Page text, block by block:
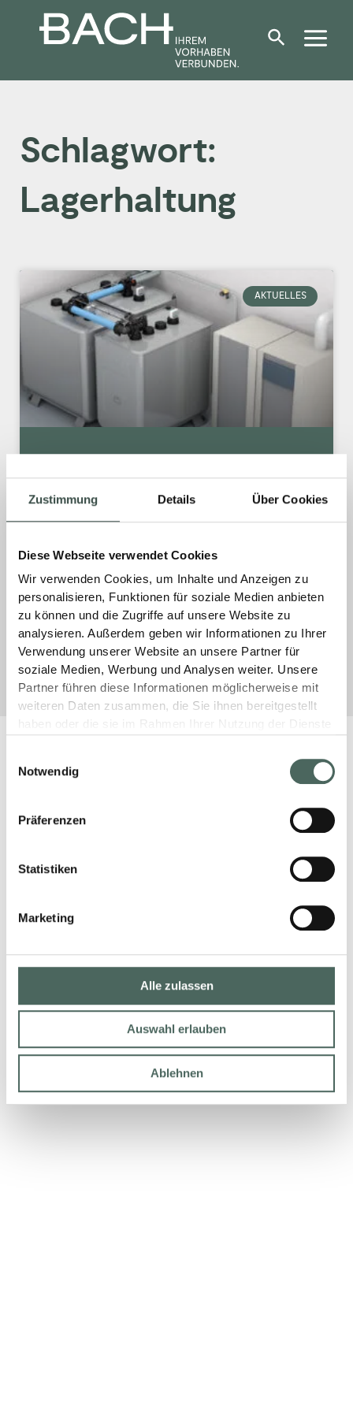
Zustimmung Details Über Cookies
Diese Webseite verwendet Cookies
Wir verwenden Cookies, um Inhalte und Anzeigen zu
personalisieren, Funktionen für soziale Medien anbieten
zu können und die Zugriffe auf unsere Website zu
analysieren. Außerdem geben wir Informationen zu Ihrer
Verwendung unserer Website an unsere Partner für
soziale Medien, Werbung und Analysen weiter. Unsere
Partner führen diese Informationen möglicherweise mit
weiteren Daten zusammen, die Sie ihnen bereitgestellt
haben oder die sie im Rahmen Ihrer Nutzung der Dienste
Notwendig
Präferenzen
Statistiken
Marketing
Alle zulassen
Auswahl erlauben
Ablehnen
Schlagwort:
Lagerhaltung
AKTUELLES
Mit unserem neuen Partner DEHOUST bieten
einfach zu montieren und flexibel einsetzbar
3. April 2025 Keine Kommentare